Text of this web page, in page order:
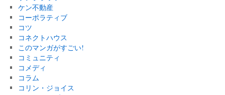
ケン不動産
コーポラティブ
コツ
コネクトハウス
このマンガがすごい!
コミュニティ
コメディ
コラム
コリン・ジョイス